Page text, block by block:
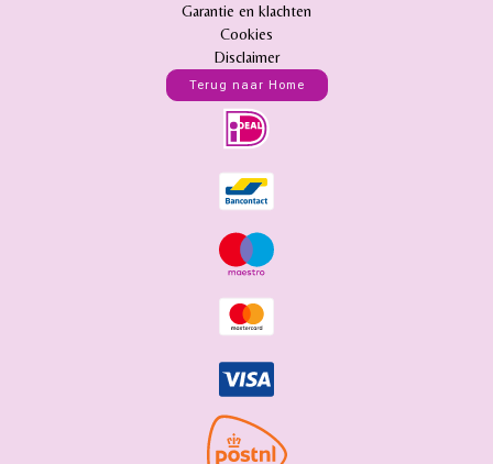
Garantie en klachten
Cookies
Disclaimer
Terug naar Home